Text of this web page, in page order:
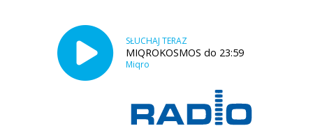
SŁUCHAJ TERAZ
MIQROKOSMOS do 23:59
Miqro